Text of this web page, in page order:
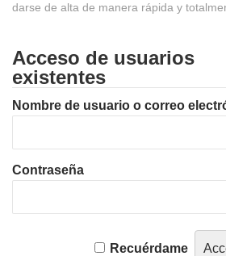
darse de alta de manera rápida y
Acceso de usuarios
existentes
Nombre de usuario o correo
Contraseña
Recuérdame